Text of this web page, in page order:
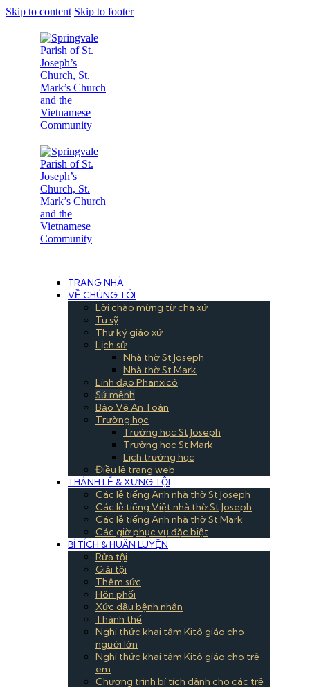
Skip to content Skip to footer
TRANG NHÀ
VỀ CHÚNG TÔI
Lời chào mừng từ cha xứ
Tu sỹ
Thư ký giáo xứ
Lịch sử
Nhà thờ St Joseph
Nhà thờ St Mark
Linh đạo Phanxicô
Sứ mệnh
Bảo Vệ An Toàn
Trường học
Trường học St Joseph
Trường học St Mark
Lịch trường học
Điều lệ trang web
THÁNH LỄ & XƯNG TỘI
Các lễ tiếng Anh nhà thờ St Joseph
Các lễ tiếng Việt nhà thờ St Joseph
Các lễ tiếng Anh nhà thờ St Mark
Các giờ phục vụ đặc biệt
BÍ TÍCH & HUẤN LUYỆN
Rửa tội
Giải tội
Thêm sức
Hôn phối
Xức dầu bệnh nhân
Thánh thể
Nghi thức khai tâm Kitô giáo cho
người lớn
Nghi thức khai tâm Kitô giáo cho trẻ
em
Chương trình bí tích dành cho các trẻ